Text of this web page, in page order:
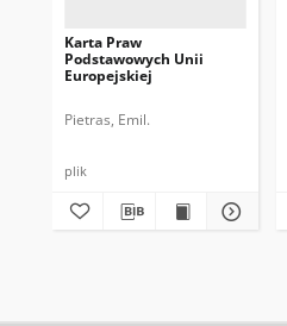
Karta Praw
Podstawowych Unii
Europejskiej
Pietras, Emil.
plik